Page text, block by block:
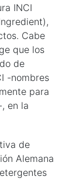
INCI
Cabe
que los
de
-nombres
para
en la
de
Alemana